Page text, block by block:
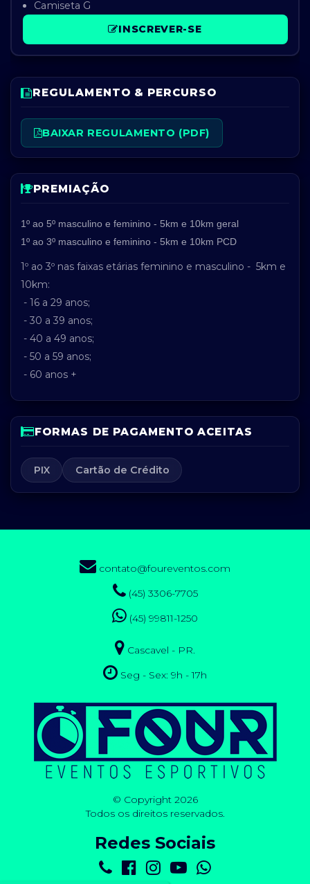
Camiseta G
INSCREVER-SE
REGULAMENTO & PERCURSO
BAIXAR REGULAMENTO (PDF)
PREMIAÇÃO
1º ao 5º masculino e feminino - 5km e 10km geral
1º ao 3º masculino e feminino - 5km e 10km PCD
1º ao 3º nas faixas etárias feminino e masculino - 5km e
10km:
- 16 a 29 anos;
- 30 a 39 anos;
- 40 a 49 anos;
- 50 a 59 anos;
- 60 anos +
FORMAS DE PAGAMENTO ACEITAS
PIX Cartão de Crédito
contato@foureventos.com
(45) 3306-7705
(45) 99811-1250
Cascavel - PR.
Seg - Sex: 9h - 17h
© Copyright 2026
Todos os direitos reservados.
Redes Sociais